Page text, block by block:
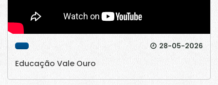
28-05-2026
Educação Vale Ouro